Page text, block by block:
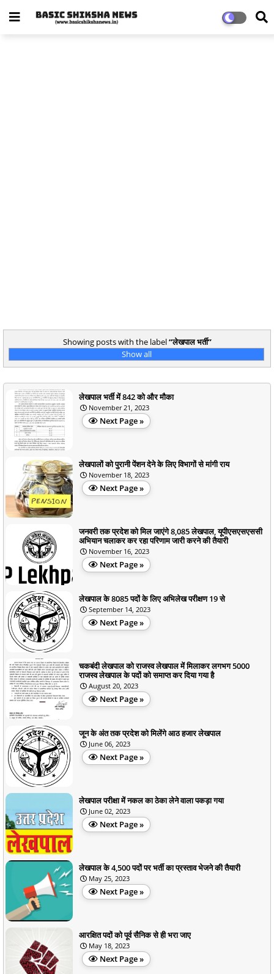
Showing posts with the label लेखपाल भर्ती
Show all
लेखपाल भर्ती में 842 को और मौका
November 21, 2023
Next Page »
लेखपालों को पुरानी पेंशन देने के लिए विभागों से मांगी राय
November 18, 2023
Next Page »
जनवरी तक प्रदेश को मिल जाएंगे 8,085 लेखपाल, यूपीएसएसएससी
अभियान चलाकर कर रहा परिणाम जारी करने की तैयारी
November 16, 2023
Next Page »
लेखपाल के 8085 पदों के लिए अभिलेख परीक्षण 19 से
September 14, 2023
Next Page »
चकबंदी लेखपाल को राजस्व लेखपाल में मिलाकर लगभग 5000
राजस्व लेखपाल के पदों को समाप्त कर दिया गया है
August 20, 2023
Next Page »
जून के अंत तक प्रदेश को मिलेंगे आठ हजार लेखपाल
June 06, 2023
Next Page »
लेखपाल परीक्षा में नकल का ठेका लेने वाला पकड़ा गया
June 02, 2023
Next Page »
लेखपाल के 4,500 पदों पर भर्ती का प्रस्ताव भेजने की तैयारी
May 25, 2023
Next Page »
आरक्षित पदों को पूर्व सैनिक से ही भरा जाए
May 18, 2023
Next Page »